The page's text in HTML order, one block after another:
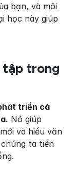
bạn, và môi
học này giúp
tập trong
triển cá
Nó giúp
và hiểu văn
ta tiến